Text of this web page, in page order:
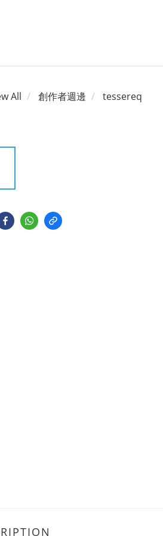
All 創作者週邊 tessereq